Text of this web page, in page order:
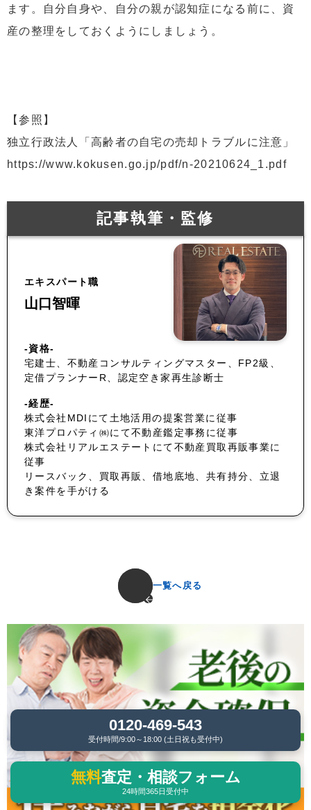
ます。自分自身や、自分の親が認知症になる前に、資
産の整理をしておくようにしましょう。
【参照】
独立行政法人「高齢者の自宅の売却トラブルに注意」
https://www.kokusen.go.jp/pdf/n-20210624_1.pdf
記事執筆・監修
エキスパート職
山口智暉
-資格-
宅建士、不動産コンサルティングマスター、FP2級、
定借プランナーR、認定空き家再生診断士
-経歴-
株式会社MDIにて土地活用の提案営業に従事
東洋プロパティ㈱にて不動産鑑定事務に従事
株式会社リアルエステートにて不動産買取再販事業に
従事
リースバック、買取再販、借地底地、共有持分、立退
き案件を手がける
一覧へ戻る
0120-469-543
受付時間/9:00～18:00 (土日祝も受付中)
無料査定・相談フォーム
24時間365日受付中